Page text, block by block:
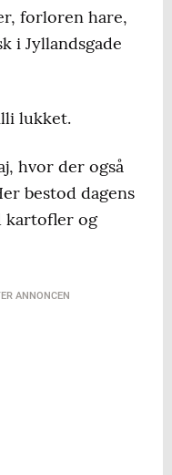
forloren hare,
i Jyllandsgade
lukket.
hvor der også
bestod dagens
kartofler og
ANNONCEN